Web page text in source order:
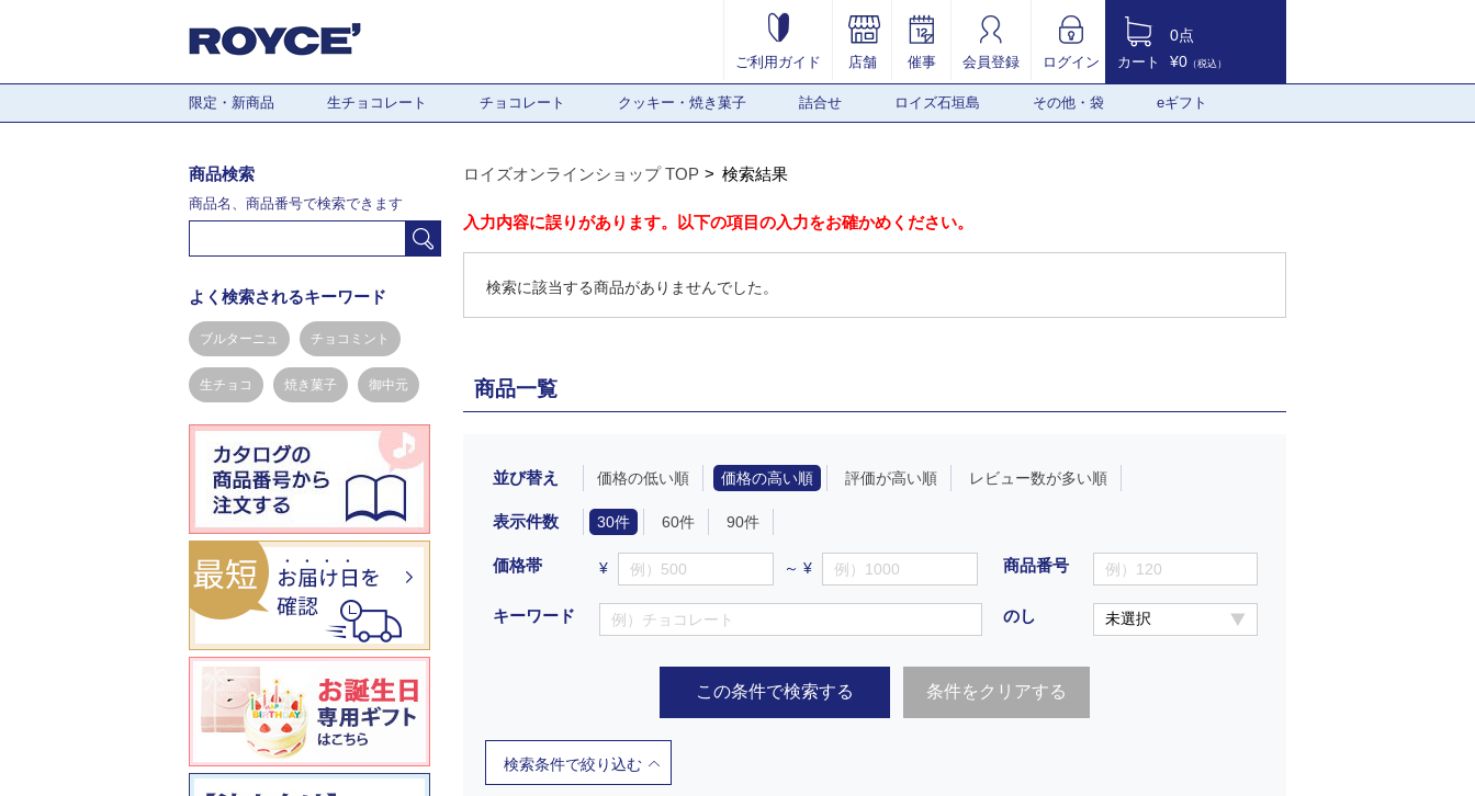
ご利用ガイド 店舗 催事 会員登録 ログイン カート
0点
¥0 （税込）
限定・新商品 生チョコレート チョコレート クッキー・焼き菓子 詰合せ ロイズ石垣島 その他・袋 eギフト
ロイズオンラインショップ TOP 検索結果
入力内容に誤りがあります。以下の項目の入力をお確かめください。
検索に該当する商品がありませんでした。
商品一覧
並び替え 価格の低い順 価格の高い順 評価が高い順 レビュー数が多い順
表示件数 30件 60件 90件
価格帯 ¥ ～ ¥
キーワード
商品番号
のし
この条件で検索する 条件をクリアする
検索条件で絞り込む
商品検索
商品名、商品番号で検索できます
よく検索されるキーワード
ブルターニュ チョコミント
生チョコ 焼き菓子 御中元